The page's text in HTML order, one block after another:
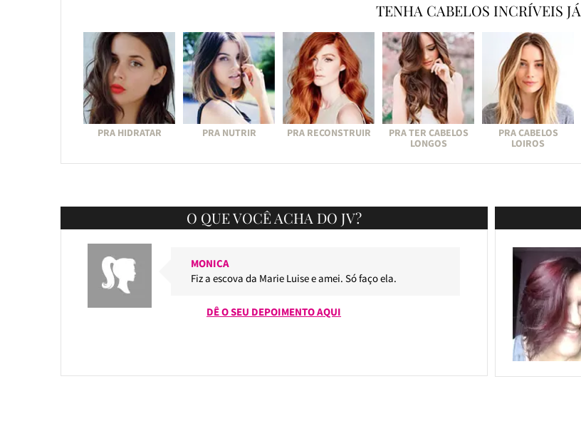
TENHA CABELOS INCRÍVEIS JÁ
PRA HIDRATAR PRA NUTRIR PRA RECONSTRUIR
PRA TER CABELOS
LONGOS
PRA CABELOS
LOIROS
O QUE VOCÊ ACHA DO JV?
MONICA
Fiz a escova da Marie Luise e amei. Só faço ela.
DÊ O SEU DEPOIMENTO AQUI